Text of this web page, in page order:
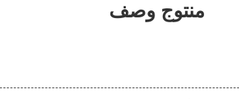
منتوج وصف